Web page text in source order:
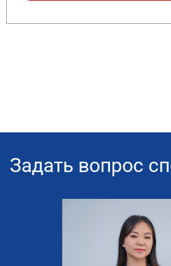
Задать вопрос